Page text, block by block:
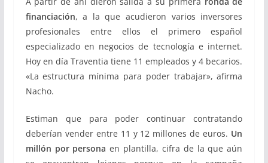
financiación, a la que acudieron varios inversores
profesionales entre ellos el primero español
especializado en negocios de tecnología e internet.
Hoy en día Traventia tiene 11 empleados y 4 becarios.
«La estructura mínima para poder trabajar», afirma
Nacho.
Estiman que para poder continuar contratando
deberían vender entre 11 y 12 millones de euros. Un
millón por persona en plantilla, cifra de la que aún